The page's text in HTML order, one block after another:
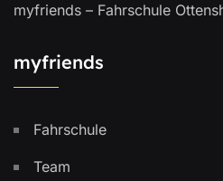
myfriends – Fahrschule
myfriends
Fahrschule
Team